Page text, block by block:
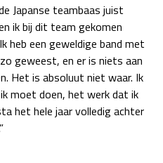
Japanse teambaas juist
ik bij dit team gekomen
heb een geweldige band met
geweest, en er is niets aan
Het is absoluut niet waar. Ik
moet doen, het werk dat ik
het hele jaar volledig achter